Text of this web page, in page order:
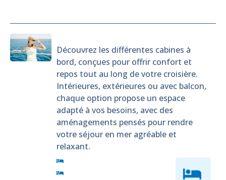
Découvrez les différentes cabines à
bord, conçues pour offrir confort et
repos tout au long de votre croisière.
Intérieures, extérieures ou avec balcon,
chaque option propose un espace
adapté à vos besoins, avec des
aménagements pensés pour rendre
votre séjour en mer agréable et
relaxant.